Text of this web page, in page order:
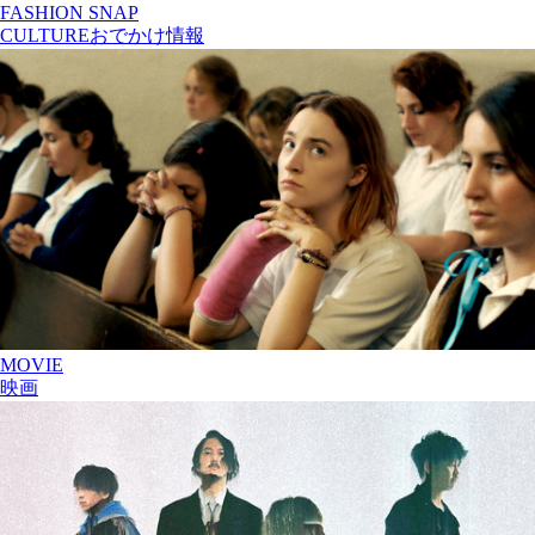
FASHION SNAP
CULTUREおでかけ情報
MOVIE
映画